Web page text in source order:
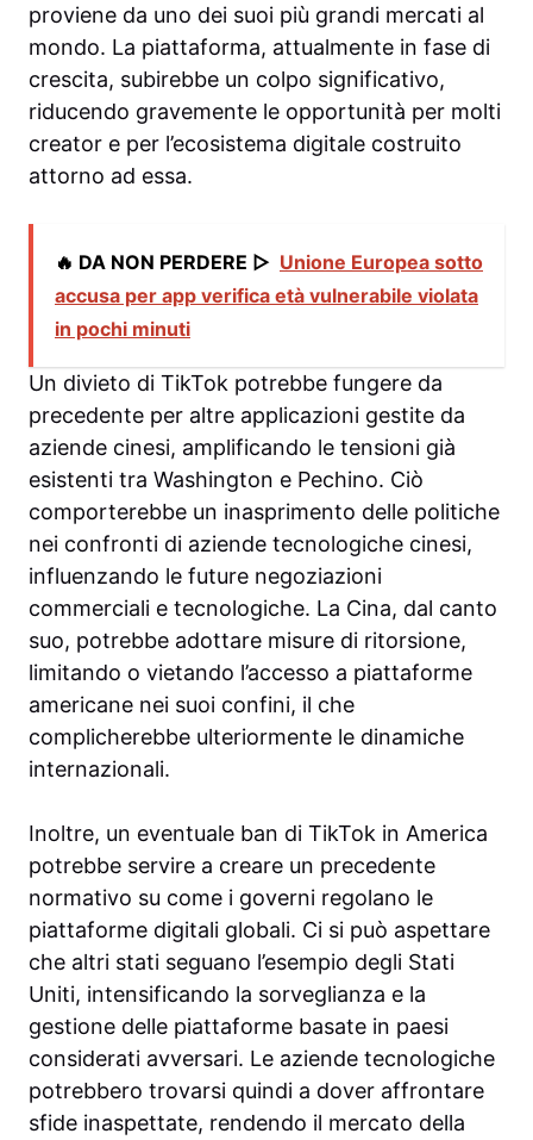
proviene da uno dei suoi più grandi mercati al
mondo. La piattaforma, attualmente in fase di
crescita, subirebbe un colpo significativo,
riducendo gravemente le opportunità per molti
creator e per l’ecosistema digitale costruito
attorno ad essa.
🔥 DA NON PERDERE ▷ Unione Europea sotto
accusa per app verifica età vulnerabile violata
in pochi minuti
Un divieto di TikTok potrebbe fungere da
precedente per altre applicazioni gestite da
aziende cinesi, amplificando le tensioni già
esistenti tra Washington e Pechino. Ciò
comporterebbe un inasprimento delle politiche
nei confronti di aziende tecnologiche cinesi,
influenzando le future negoziazioni
commerciali e tecnologiche. La Cina, dal canto
suo, potrebbe adottare misure di ritorsione,
limitando o vietando l’accesso a piattaforme
americane nei suoi confini, il che
complicherebbe ulteriormente le dinamiche
internazionali.
Inoltre, un eventuale ban di TikTok in America
potrebbe servire a creare un precedente
normativo su come i governi regolano le
piattaforme digitali globali. Ci si può aspettare
che altri stati seguano l’esempio degli Stati
Uniti, intensificando la sorveglianza e la
gestione delle piattaforme basate in paesi
considerati avversari. Le aziende tecnologiche
potrebbero trovarsi quindi a dover affrontare
sfide inaspettate, rendendo il mercato della